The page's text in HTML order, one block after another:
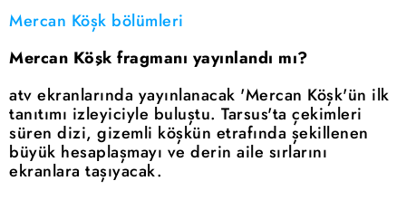
Mercan Köşk bölümleri
Mercan Köşk fragmanı yayınlandı mı?
atv ekranlarında yayınlanacak 'Mercan Köşk'ün ilk
tanıtımı izleyiciyle buluştu. Tarsus'ta çekimleri
süren dizi, gizemli köşkün etrafında şekillenen
büyük hesaplaşmayı ve derin aile sırlarını
ekranlara taşıyacak.